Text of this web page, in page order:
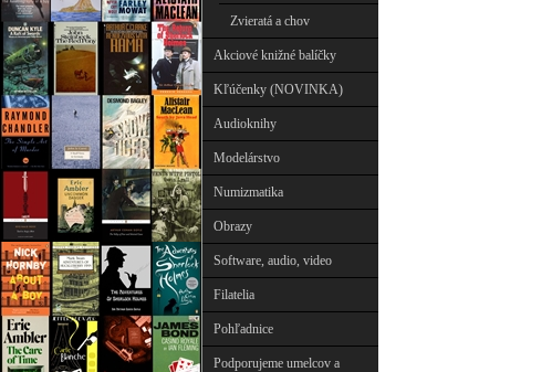
Zvieratá a chov
Akciové knižné balíčky
Kľúčenky (NOVINKA)
Audioknihy
Modelárstvo
Numizmatika
Obrazy
Software, audio, video
Filatelia
Pohľadnice
Podporujeme umelcov a